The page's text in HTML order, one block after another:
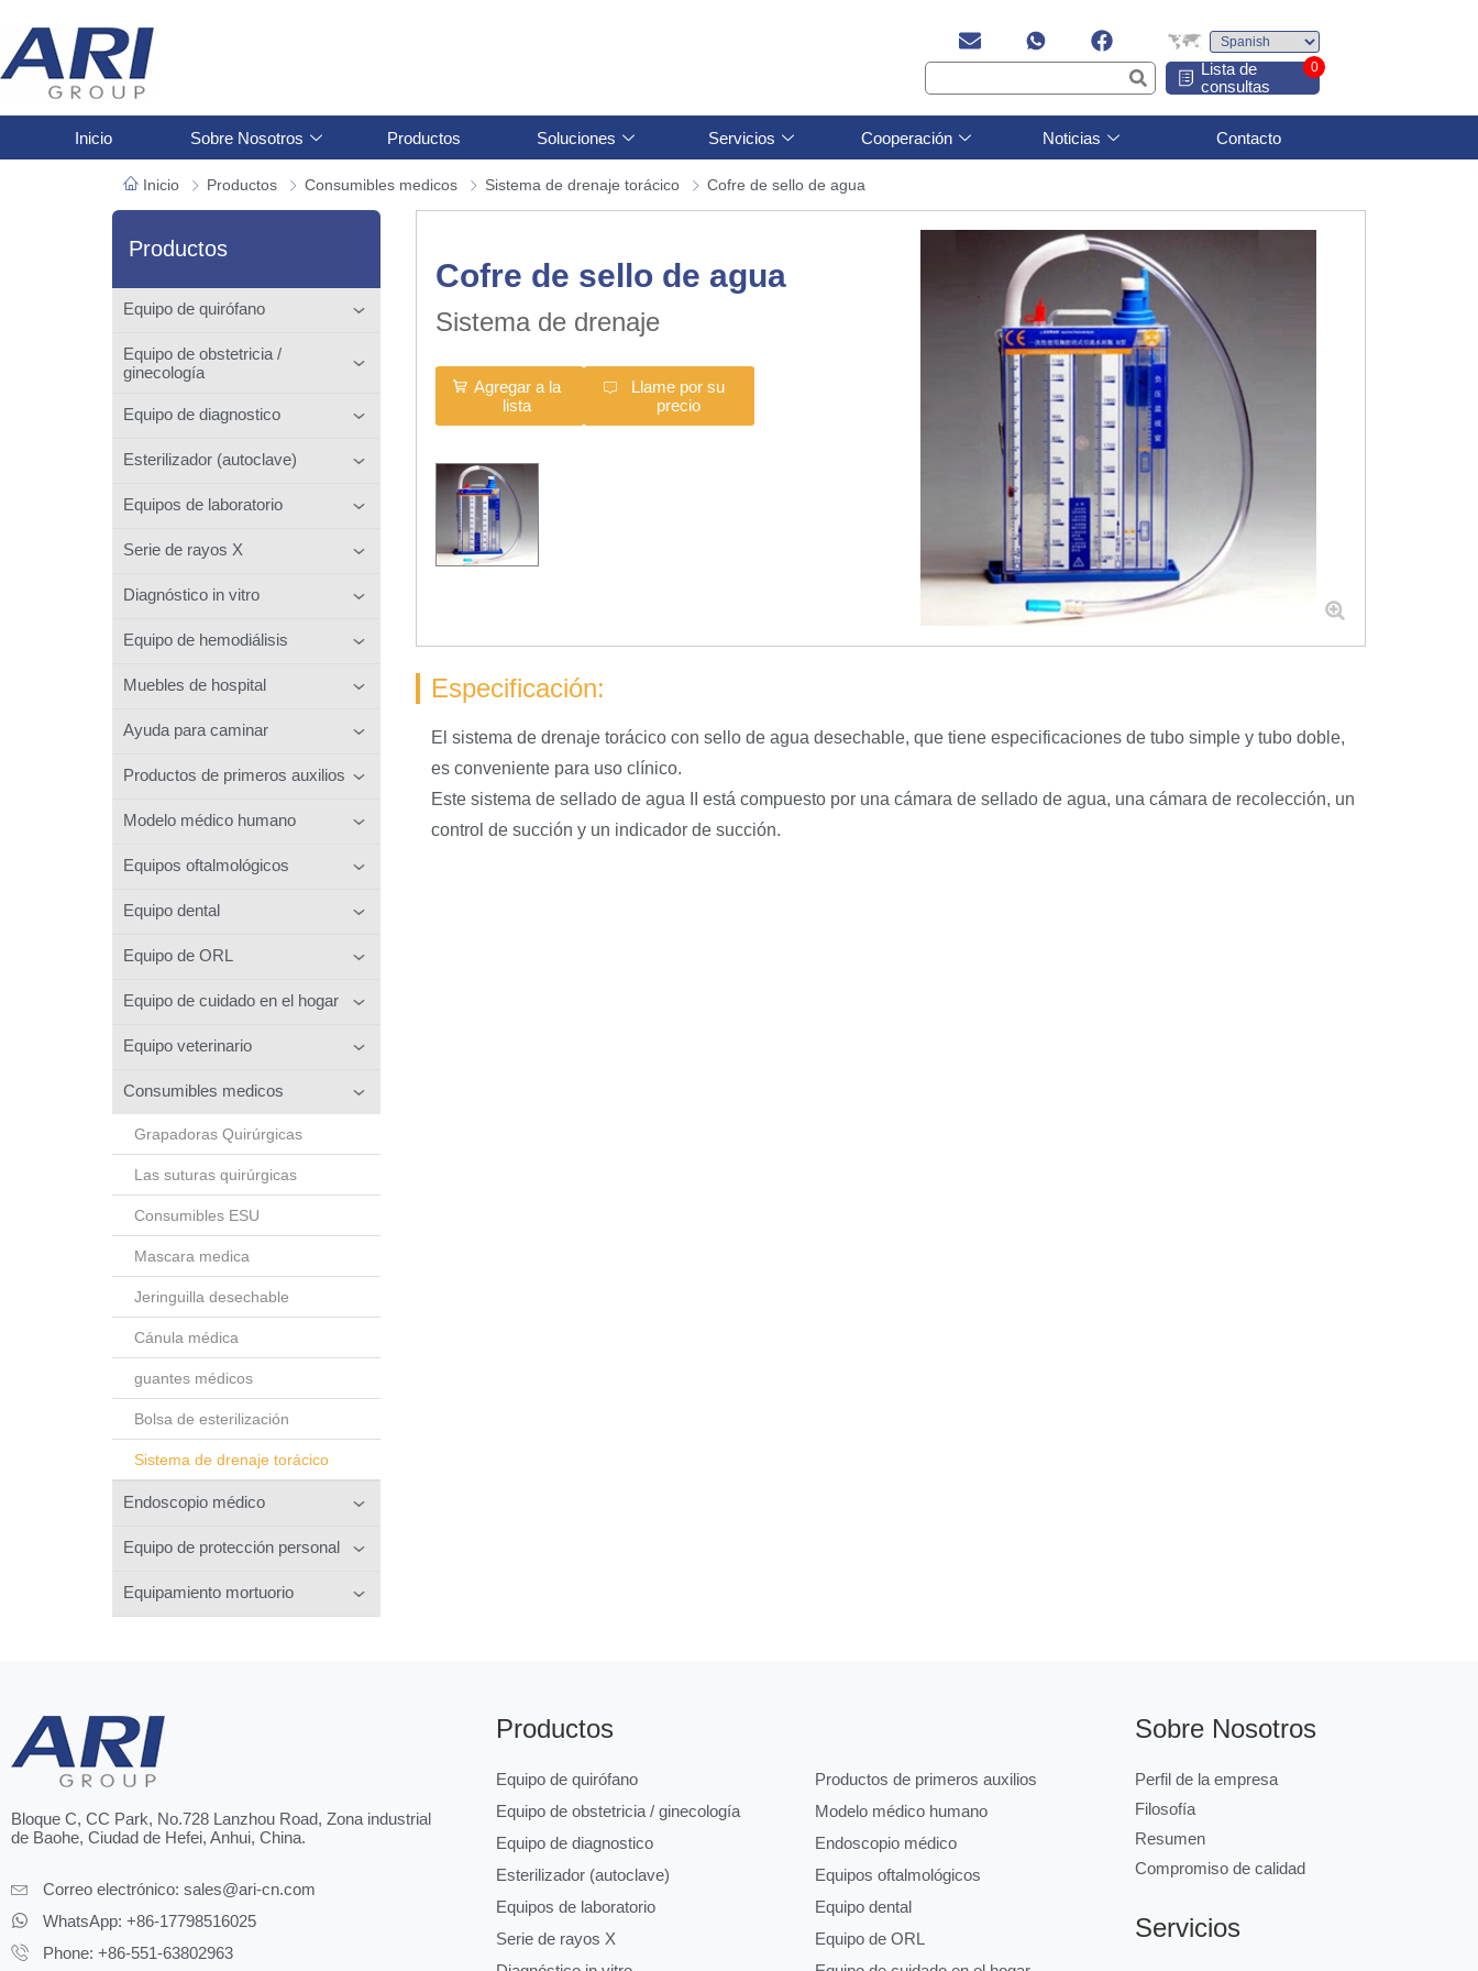
Lista de
consultas
0
Inicio Sobre Nosotros Productos Soluciones Servicios Cooperación Noticias Contacto
Inicio Productos Consumibles medicos Sistema de drenaje torácico Cofre de sello de agua
Productos
Equipo de quirófano
Equipo de obstetricia /
ginecología
Equipo de diagnostico
Esterilizador (autoclave)
Equipos de laboratorio
Serie de rayos X
Diagnóstico in vitro
Equipo de hemodiálisis
Muebles de hospital
Ayuda para caminar
Productos de primeros auxilios
Modelo médico humano
Equipos oftalmológicos
Equipo dental
Equipo de ORL
Equipo de cuidado en el hogar
Equipo veterinario
Consumibles medicos
Grapadoras Quirúrgicas
Las suturas quirúrgicas
Consumibles ESU
Mascara medica
Jeringuilla desechable
Cánula médica
guantes médicos
Bolsa de esterilización
Sistema de drenaje torácico
Endoscopio médico
Equipo de protección personal
Equipamiento mortuorio
Cofre de sello de agua
Sistema de drenaje
Agregar a la
lista
Llame por su
precio
Especificación:
El sistema de drenaje torácico con sello de agua desechable, que tiene especificaciones de tubo simple y tubo doble,
es conveniente para uso clínico.
Este sistema de sellado de agua II está compuesto por una cámara de sellado de agua, una cámara de recolección, un
control de succión y un indicador de succión.
Bloque C, CC Park, No.728 Lanzhou Road, Zona industrial
de Baohe, Ciudad de Hefei, Anhui, China.
Correo electrónico: sales@ari-cn.com
WhatsApp: +86-17798516025
Phone: +86-551-63802963
Productos
Equipo de quirófano
Equipo de obstetricia / ginecología
Equipo de diagnostico
Esterilizador (autoclave)
Equipos de laboratorio
Serie de rayos X
Productos de primeros auxilios
Modelo médico humano
Endoscopio médico
Equipos oftalmológicos
Equipo dental
Equipo de ORL
Sobre Nosotros
Perfil de la empresa
Filosofía
Resumen
Compromiso de calidad
Servicios